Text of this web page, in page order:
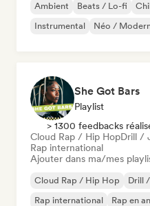
Ambient Beats / Lo-fi
Instrumental
Néo /
She Got Bars
Playlist
> 1300 feedbacks
Cloud Rap / Hip HopDrill /
Rap international
Ajouter dans ma/mes
Cloud Rap / Hip Hop Drill
Rap international
Rap en